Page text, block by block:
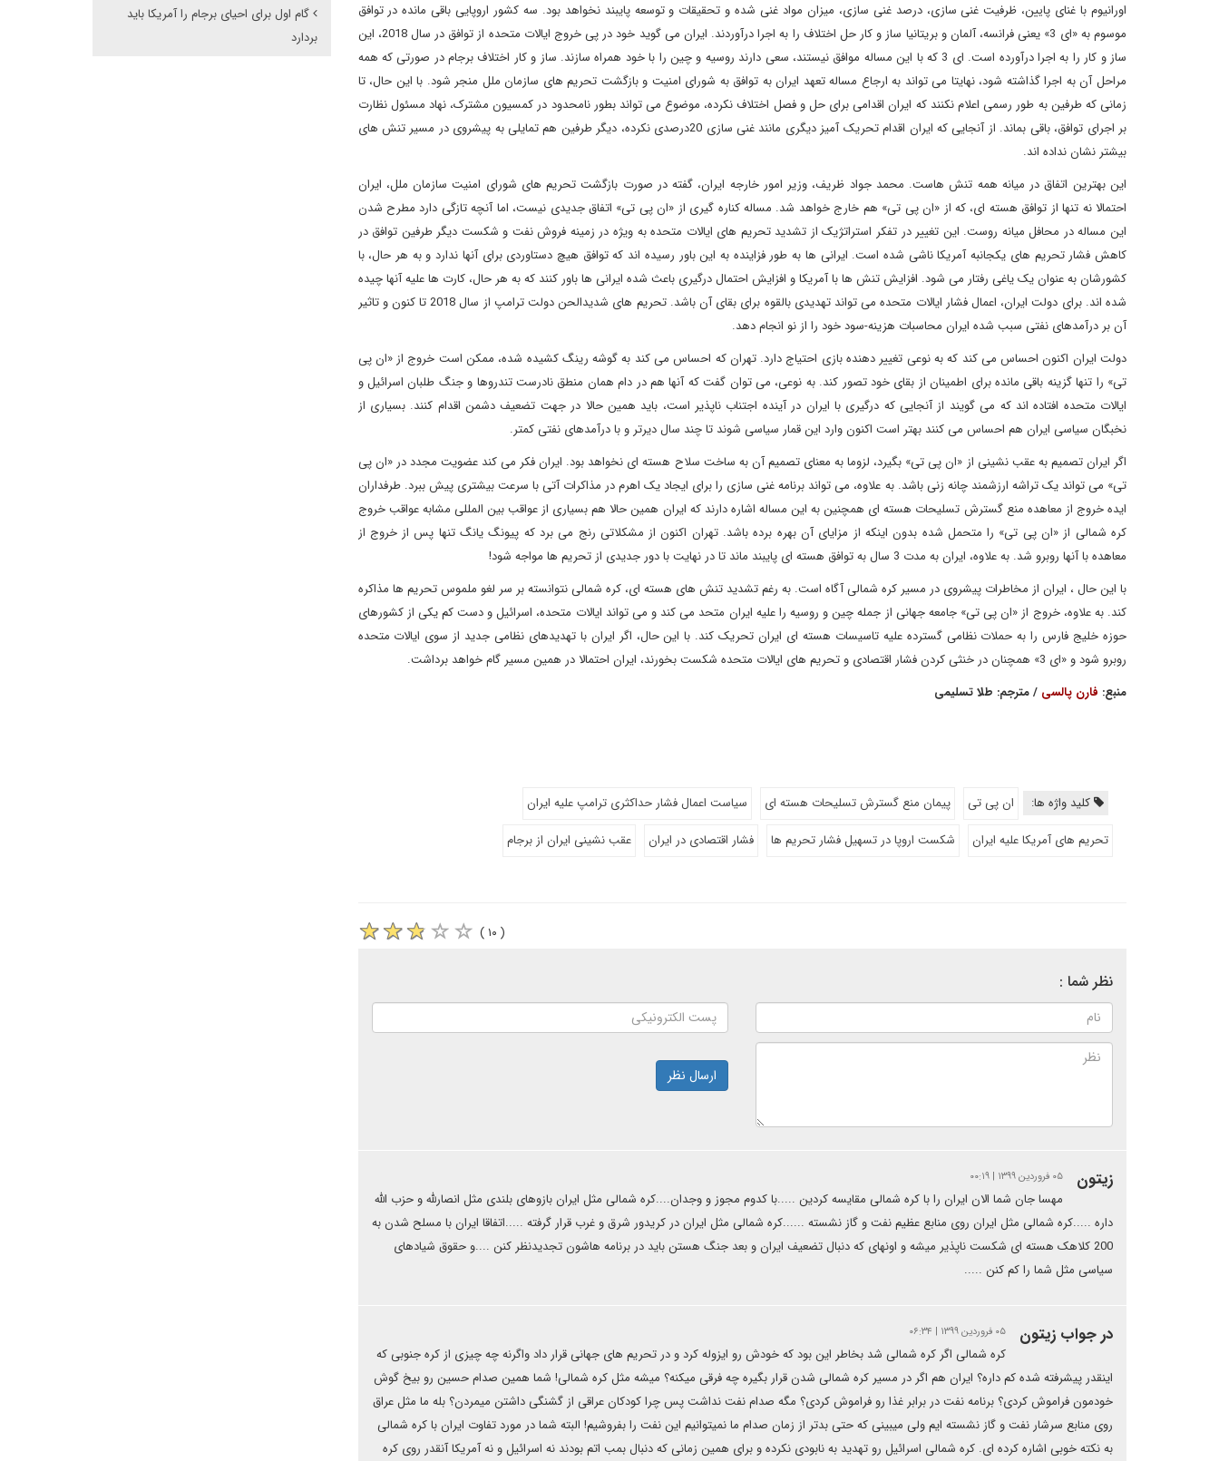
اورانیوم با غنای پایین، ظرفیت غنی سازی، درصد غنی سازی، میزان مواد غنی شده و تحقیقات و توسعه پایبند نخواهد بود. سه کشور اروپایی باقی مانده در توافق
موسوم به «ای 3» یعنی فرانسه، آلمان و بریتانیا ساز و کار حل اختلاف را به اجرا درآوردند. ایران می گوید خود در پی خروج ایالات متحده از توافق در سال 2018، این
ساز و کار را به اجرا درآورده است. ای 3 که با این مساله موافق نیستند، سعی دارند روسیه و چین را با خود همراه سازند. ساز و کار اختلاف برجام در صورتی که همه
مراحل آن به اجرا گذاشته شود، نهایتا می تواند به ارجاع مساله تعهد ایران به توافق به شورای امنیت و بازگشت تحریم های سازمان ملل منجر شود. با این حال، تا
زمانی که طرفین به طور رسمی اعلام نکنند که ایران اقدامی برای حل و فصل اختلاف نکرده، موضوع می تواند بطور نامحدود در کمسیون مشترک، نهاد مسئول نظارت
بر اجرای توافق، باقی بماند. از آنجایی که ایران اقدام تحریک آمیز دیگری مانند غنی سازی 20درصدی نکرده، دیگر طرفین هم تمایلی به پیشروی در مسیر تنش های
بیشتر نشان نداده اند.
این بهترین اتفاق در میانه همه تنش هاست. محمد جواد ظریف، وزیر امور خارجه ایران، گفته در صورت بازگشت تحریم های شورای امنیت سازمان ملل، ایران
احتمالا نه تنها از توافق هسته ای، که از «ان پی تی» هم خارج خواهد شد. مساله کناره گیری از «ان پی تی» اتفاق جدیدی نیست، اما آنچه تازگی دارد مطرح شدن
این مساله در محافل میانه روست. این تغییر در تفکر استراتژیک از تشدید تحریم های ایالات متحده به ویژه در زمینه فروش نفت و شکست دیگر طرفین توافق در
کاهش فشار تحریم های یکجانبه آمریکا ناشی شده است. ایرانی ها به طور فزاینده به این باور رسیده اند که توافق هیچ دستاوردی برای آنها ندارد و به هر حال، با
کشورشان به عنوان یک یاغی رفتار می شود. افزایش تنش ها با آمریکا و افزایش احتمال درگیری باعث شده ایرانی ها باور کنند که به هر حال، کارت ها علیه آنها چیده
شده اند. برای دولت ایران، اعمال فشار ایالات متحده می تواند تهدیدی بالقوه برای بقای آن باشد. تحریم های شدیدالحن دولت ترامپ از سال 2018 تا کنون و تاثیر
آن بر درآمدهای نفتی سبب شده ایران محاسبات هزینه-سود خود را از نو انجام دهد.
دولت ایران اکنون احساس می کند که به نوعی تغییر دهنده بازی احتیاج دارد. تهران که احساس می کند به گوشه رینگ کشیده شده، ممکن است خروج از «ان پی
تی» را تنها گزینه باقی مانده برای اطمینان از بقای خود تصور کند. به نوعی، می توان گفت که آنها هم در دام همان منطق نادرست تندروها و جنگ طلبان اسرائیل و
ایالات متحده افتاده اند که می گویند از آنجایی که درگیری با ایران در آینده اجتناب ناپذیر است، باید همین حالا در جهت تضعیف دشمن اقدام کنند. بسیاری از
نخبگان سیاسی ایران هم احساس می کنند بهتر است اکنون وارد این قمار سیاسی شوند تا چند سال دیرتر و با درآمدهای نفتی کمتر.
اگر ایران تصمیم به عقب نشینی از «ان پی تی» بگیرد، لزوما به معنای تصمیم آن به ساخت سلاح هسته ای نخواهد بود. ایران فکر می کند عضویت مجدد در «ان پی
تی» می تواند یک تراشه ارزشمند چانه زنی باشد. به علاوه، می تواند برنامه غنی سازی را برای ایجاد یک اهرم در مذاکرات آتی با سرعت بیشتری پیش ببرد. طرفداران
ایده خروج از معاهده منع گسترش تسلیحات هسته ای همچنین به این مساله اشاره دارند که ایران همین حالا هم بسیاری از عواقب بین المللی مشابه عواقب خروج
کره شمالی از «ان پی تی» را متحمل شده بدون اینکه از مزایای آن بهره برده باشد. تهران اکنون از مشکلاتی رنج می برد که پیونگ یانگ تنها پس از خروج از
معاهده با آنها روبرو شد. به علاوه، ایران به مدت 3 سال به توافق هسته ای پایبند ماند تا در نهایت با دور جدیدی از تحریم ها مواجه شود!
با این حال ، ایران از مخاطرات پیشروی در مسیر کره شمالی آگاه است. به رغم تشدید تنش های هسته ای، کره شمالی نتوانسته بر سر لغو ملموس تحریم ها مذاکره
کند. به علاوه، خروج از «ان پی تی» جامعه جهانی از جمله چین و روسیه را علیه ایران متحد می کند و می تواند ایالات متحده، اسرائیل و دست کم یکی از کشورهای
حوزه خلیج فارس را به حملات نظامی گسترده علیه تاسیسات هسته ای ایران تحریک کند. با این حال، اگر ایران با تهدیدهای نظامی جدید از سوی ایالات متحده
روبرو شود و «ای 3» همچنان در خنثی کردن فشار اقتصادی و تحریم های ایالات متحده شکست بخورند، ایران احتمالا در همین مسیر گام خواهد برداشت.
منبع: فارن پالسی / مترجم: طلا تسلیمی
کلید واژه ها: ان پی تی پیمان منع گسترش تسلیحات هسته ای
سیاست اعمال فشار حداکثری ترامپ علیه ایران
تحریم های آمریکا علیه ایران
شکست اروپا در تسهیل فشار تحریم ها فشار اقتصادی در ایران عقب نشینی ایران از برجام
( ۱۰ )
نظر شما :
ارسال نظر
زیتون ۰۵ فروردین ۱۳۹۹ | ۰۰:۱۹
مهسا جان شما الان ایران را با کره شمالی مقایسه کردین .....با کدوم مجوز و وجدان....کره شمالی مثل ایران بازوهای بلندی مثل انصارلله و حزب الله
داره .....کره شمالی مثل ایران روی منابع عظیم نفت و گاز نشسته ......کره شمالی مثل ایران در کریدور شرق و غرب قرار گرفته .....اتفاقا ایران با مسلح شدن به
200 کلاهک هسته ای شکست ناپذیر میشه و اونهای که دنبال تضعیف ایران و بعد جنگ هستن باید در برنامه هاشون تجدیدنظر کنن ....و حقوق شیادهای
سیاسی مثل شما را کم کنن .....
در جواب زیتون ۰۵ فروردین ۱۳۹۹ | ۰۶:۳۴
کره شمالی اگر کره شمالی شد بخاطر این بود که خودش رو ایزوله کرد و در تحریم های جهانی قرار داد واگرنه چه چیزی از کره جنوبی که
اینقدر پیشرفته شده کم داره؟ ایران هم اگر در مسیر کره شمالی شدن قرار بگیره چه فرقی میکنه؟ میشه مثل کره شمالی! شما همین صدام حسین رو بیخ گوش
خودمون فراموش کردی؟ برنامه نفت در برابر غذا رو فراموش کردی؟ مگه صدام نفت نداشت پس چرا کودکان عراقی از گشنگی داشتن میمردن؟ بله ما مثل عراق
روی منابع سرشار نفت و گاز نشسته ایم ولی میبینی که حتی بدتر از زمان صدام ما نمیتوانیم این نفت را بفروشیم! البته شما در مورد تفاوت ایران با کره شمالی
به نکته خوبی اشاره کرده ای. کره شمالی اسرائیل رو تهدید به نابودی نکرده و برای همین زمانی که دنبال بمب اتم بودند نه اسرائیل و نه آمریکا آنقدر روی کره
گام اول برای احیای برجام را آمریکا باید
بردارد